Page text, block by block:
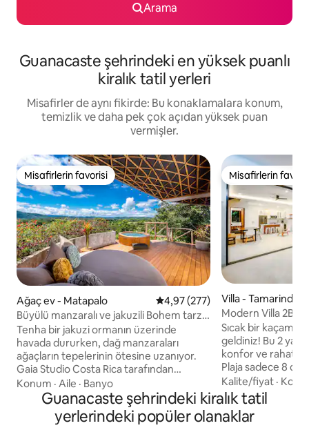
Arama
Guanacaste şehrindeki en yüksek puanlı
kiralık tatil yerleri
Misafirler de aynı fikirde: Bu konaklamalara konum,
temizlik ve daha pek çok açıdan yüksek puan
vermişler.
Misafirlerin favorisi
Misafirlerin favorisi
Ağaç ev - Matapalo 5 üzerinden ortalama 4,97
4,97 (277)
Büyülü manzaralı ve jakuzili Bohem tarzı
şık ağaç ev
Tenha bir jakuzi ormanın üzerinde
havada dururken, dağ manzaraları
ağaçların tepelerinin ötesine uzanıyor.
Gaia Studio Costa Rica tarafından
tasarlanan bu payanda ev, modern
tropikal tasarımı kendine has bir
deneyime dönüştürüyor. İçeride bir king
yataklı yatak odası ve çekyat vardır, 4
Konum · Aile · Banyo
Misafirlerin
Misafirlerin
Villa - Tamarindo
Modern Villa 2BR
Özel Havuz
Sıcak bir
geldiniz! Bu 2 yatak odalı, 3 banyolu villa
konfor ve
Plaja sadece 8
mesafesinde
maceranın
sahip olacaksınız.
internet ile
Kalite/fiyat ·
Guanacaste şehrindeki kiralık tatil
yerlerindeki popüler olanaklar